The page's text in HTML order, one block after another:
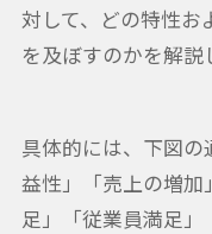
対して、どの特性お
を及ぼすのかを解説
具体的には、下図
益性」「売上の増
足」「従業員満足